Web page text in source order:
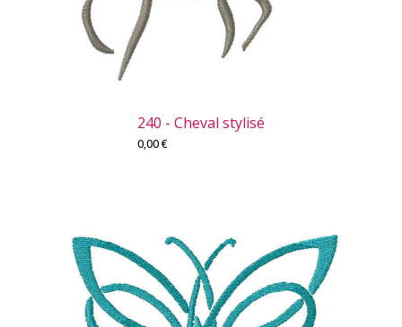
240 - Cheval stylisé
0,00€